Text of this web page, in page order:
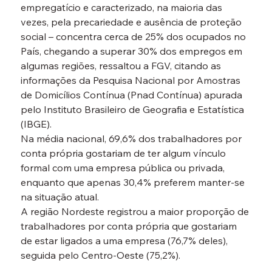
empregatício e caracterizado, na maioria das
vezes, pela precariedade e ausência de proteção
social – concentra cerca de 25% dos ocupados no
País, chegando a superar 30% dos empregos em
algumas regiões, ressaltou a FGV, citando as
informações da Pesquisa Nacional por Amostras
de Domicílios Contínua (Pnad Contínua) apurada
pelo Instituto Brasileiro de Geografia e Estatística
(IBGE).
Na média nacional, 69,6% dos trabalhadores por
conta própria gostariam de ter algum vínculo
formal com uma empresa pública ou privada,
enquanto que apenas 30,4% preferem manter-se
na situação atual.
A região Nordeste registrou a maior proporção de
trabalhadores por conta própria que gostariam
de estar ligados a uma empresa (76,7% deles),
seguida pelo Centro-Oeste (75,2%).